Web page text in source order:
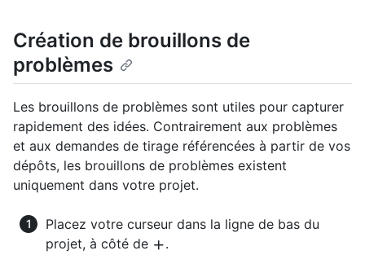
Création de brouillons de
problèmes
Les brouillons de problèmes sont utiles pour capturer
rapidement des idées. Contrairement aux problèmes
et aux demandes de tirage référencées à partir de vos
dépôts, les brouillons de problèmes existent
uniquement dans votre projet.
Placez votre curseur dans la ligne de bas du
projet, à côté de
.